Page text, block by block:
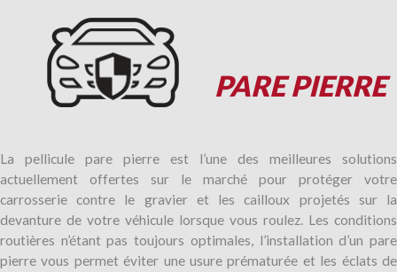
PARE PIERRE
La pellicule pare pierre est l’une des meilleures solutions
actuellement offertes sur le marché pour protéger votre
carrosserie contre le gravier et les cailloux projetés sur la
devanture de votre véhicule lorsque vous roulez. Les conditions
routières n’étant pas toujours optimales, l’installation d’un pare
pierre vous permet éviter une usure prématurée et les éclats de